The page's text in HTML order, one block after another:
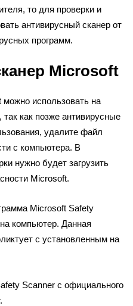
то для проверки и
антивирусный сканер от
программ.
Microsoft
использовать на
как позже антивирусные
удалите файл
с компьютера. В
нужно будет загрузить
Microsoft.
Microsoft Safety
компьютер. Данная
с установленным на
Scanner с официального